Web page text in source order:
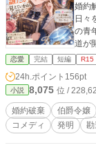
婚約
日々
の青
道が開かれてい
させる「魔導
者た
値を見
もつ
恋愛 完結 短編 R15
24h.ポイント 156pt
小説 8,075 位 /
婚約破棄 伯爵令嬢
コメディ
発明